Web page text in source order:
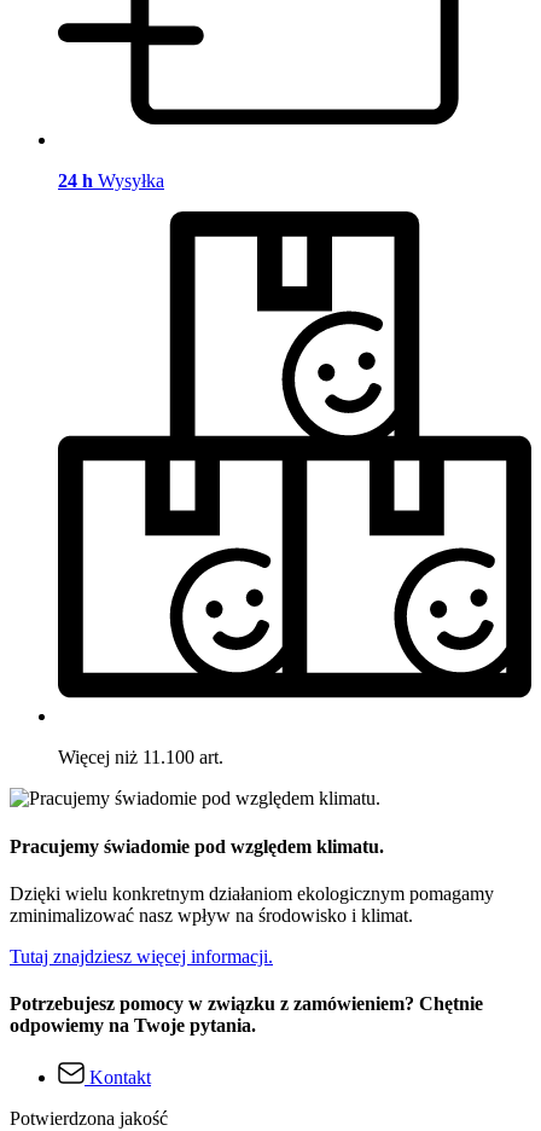
24 h Wysyłka
Więcej niż 11.100 art.
Pracujemy świadomie pod względem klimatu.
Dzięki wielu konkretnym działaniom ekologicznym pomagamy
zminimalizować nasz wpływ na środowisko i klimat.
Tutaj znajdziesz więcej informacji.
Potrzebujesz pomocy w związku z zamówieniem? Chętnie
odpowiemy na Twoje pytania.
Kontakt
Potwierdzona jakość